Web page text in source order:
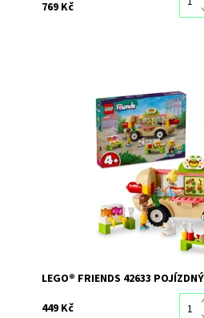
769 Kč
Zábavná stavebnice LEGO®
Dostupnost:
Skladem>3
11445
LEGO
LEGO® FRIENDS 42633
449 Kč